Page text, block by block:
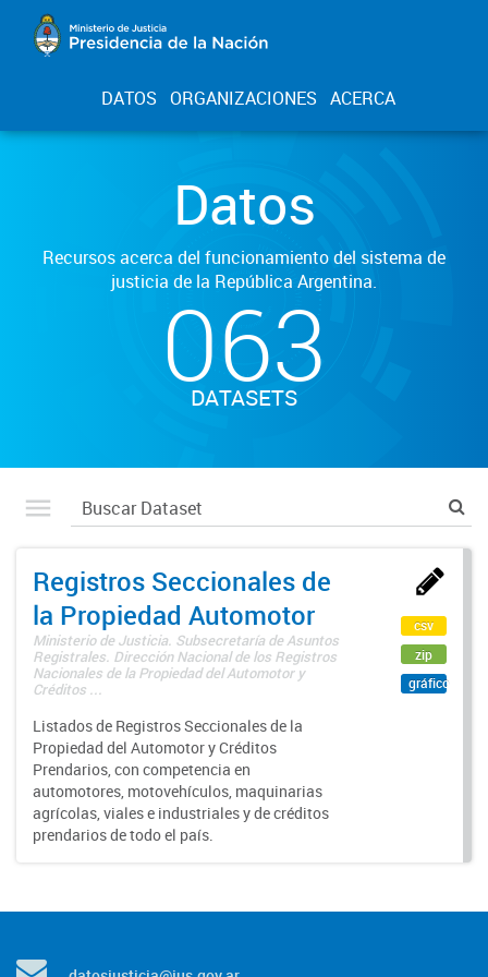
DATOS ORGANIZACIONES ACERCA
Datos
Recursos acerca del funcionamiento del sistema de
justicia de la República Argentina.
063
DATASETS
Registros Seccionales de
la Propiedad Automotor
Ministerio de Justicia. Subsecretaría de Asuntos
Registrales. Dirección Nacional de los Registros
Nacionales de la Propiedad del Automotor y
Créditos ...
Listados de Registros Seccionales de la
Propiedad del Automotor y Créditos
Prendarios, con competencia en
automotores, motovehículos, maquinarias
agrícolas, viales e industriales y de créditos
prendarios de todo el país.
csv
zip
gráfico